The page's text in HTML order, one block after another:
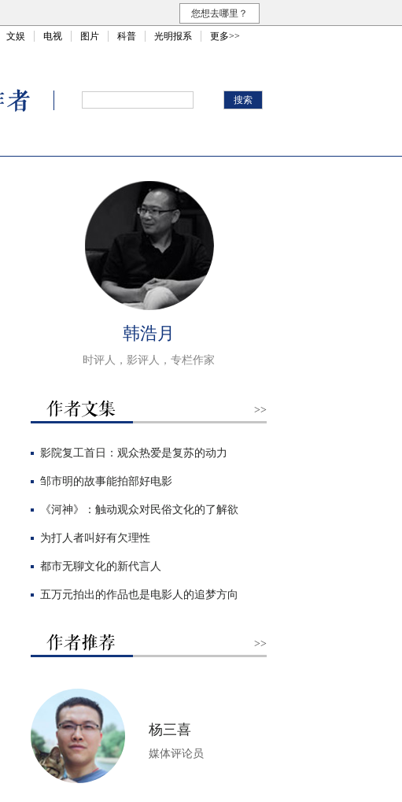
您想去哪里？
文娱 电视 图片 科普 光明报系 更多>>
韩浩月
时评人，影评人，专栏作家
>>
影院复工首日：观众热爱是复苏的动力
邹市明的故事能拍部好电影
《河神》：触动观众对民俗文化的了解欲
为打人者叫好有欠理性
都市无聊文化的新代言人
五万元拍出的作品也是电影人的追梦方向
>>
杨三喜
媒体评论员